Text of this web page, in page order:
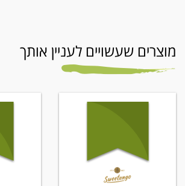
מוצרים שעשויים לעניין אותך